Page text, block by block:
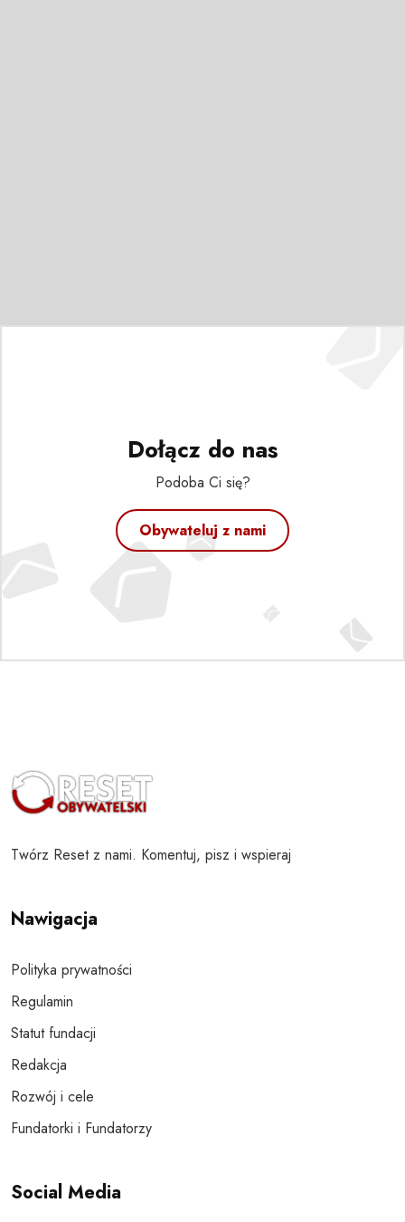
Dołącz do nas
Podoba Ci się?
Obywateluj z nami
Twórz Reset z nami. Komentuj, pisz i wspieraj
Nawigacja
Polityka prywatności
Regulamin
Statut fundacji
Redakcja
Rozwój i cele
Fundatorki i Fundatorzy
Social Media